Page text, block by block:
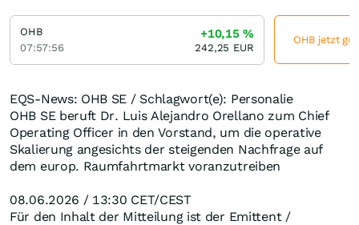
EQS-News: OHB SE / Schlagwort(e): Personalie
OHB SE beruft Dr. Luis Alejandro Orellano zum Chief
Operating Officer in den Vorstand, um die operative
Skalierung angesichts der steigenden Nachfrage auf
dem europ. Raumfahrtmarkt voranzutreiben
08.06.2026 / 13:30 CET/CEST
Für den Inhalt der Mitteilung ist der Emittent /
OHB
07:57:56
+10,15%
242,25 EUR
OHB jetzt